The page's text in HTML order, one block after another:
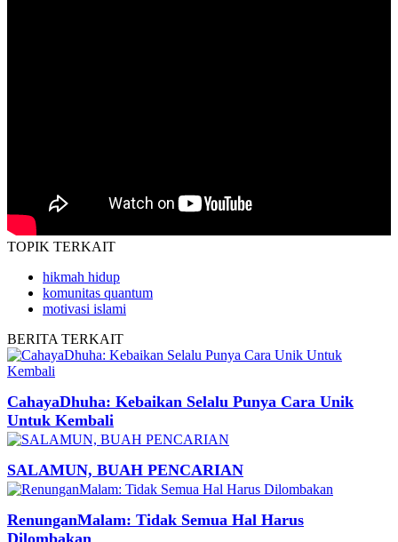
TOPIK TERKAIT
hikmah hidup
komunitas quantum
motivasi islami
BERITA TERKAIT
CahayaDhuha: Kebaikan Selalu Punya Cara Unik
Untuk Kembali
SALAMUN, BUAH PENCARIAN
RenunganMalam: Tidak Semua Hal Harus
Dilombakan